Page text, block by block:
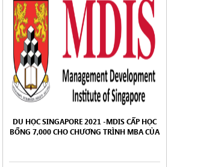
DU HỌC SINGAPORE 2021 -MDIS CẤP HỌC
BỔNG 7,000 CHO CHƯƠNG TRÌNH MBA CỦA